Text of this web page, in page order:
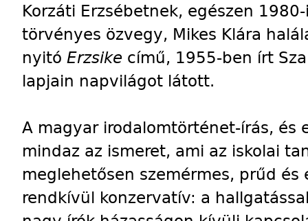
Korzáti Erzsébetnek, egészen
törvényes özvegy, Mikes Klára
nyitó Erzsike című, 1955-ben írt
lapjain napvilágot látott.
A magyar irodalomtörténet-írás, és
mindaz az ismeret, ami az iskolai
meglehetősen szemérmes, prűd és
rendkívül konzervatív: a